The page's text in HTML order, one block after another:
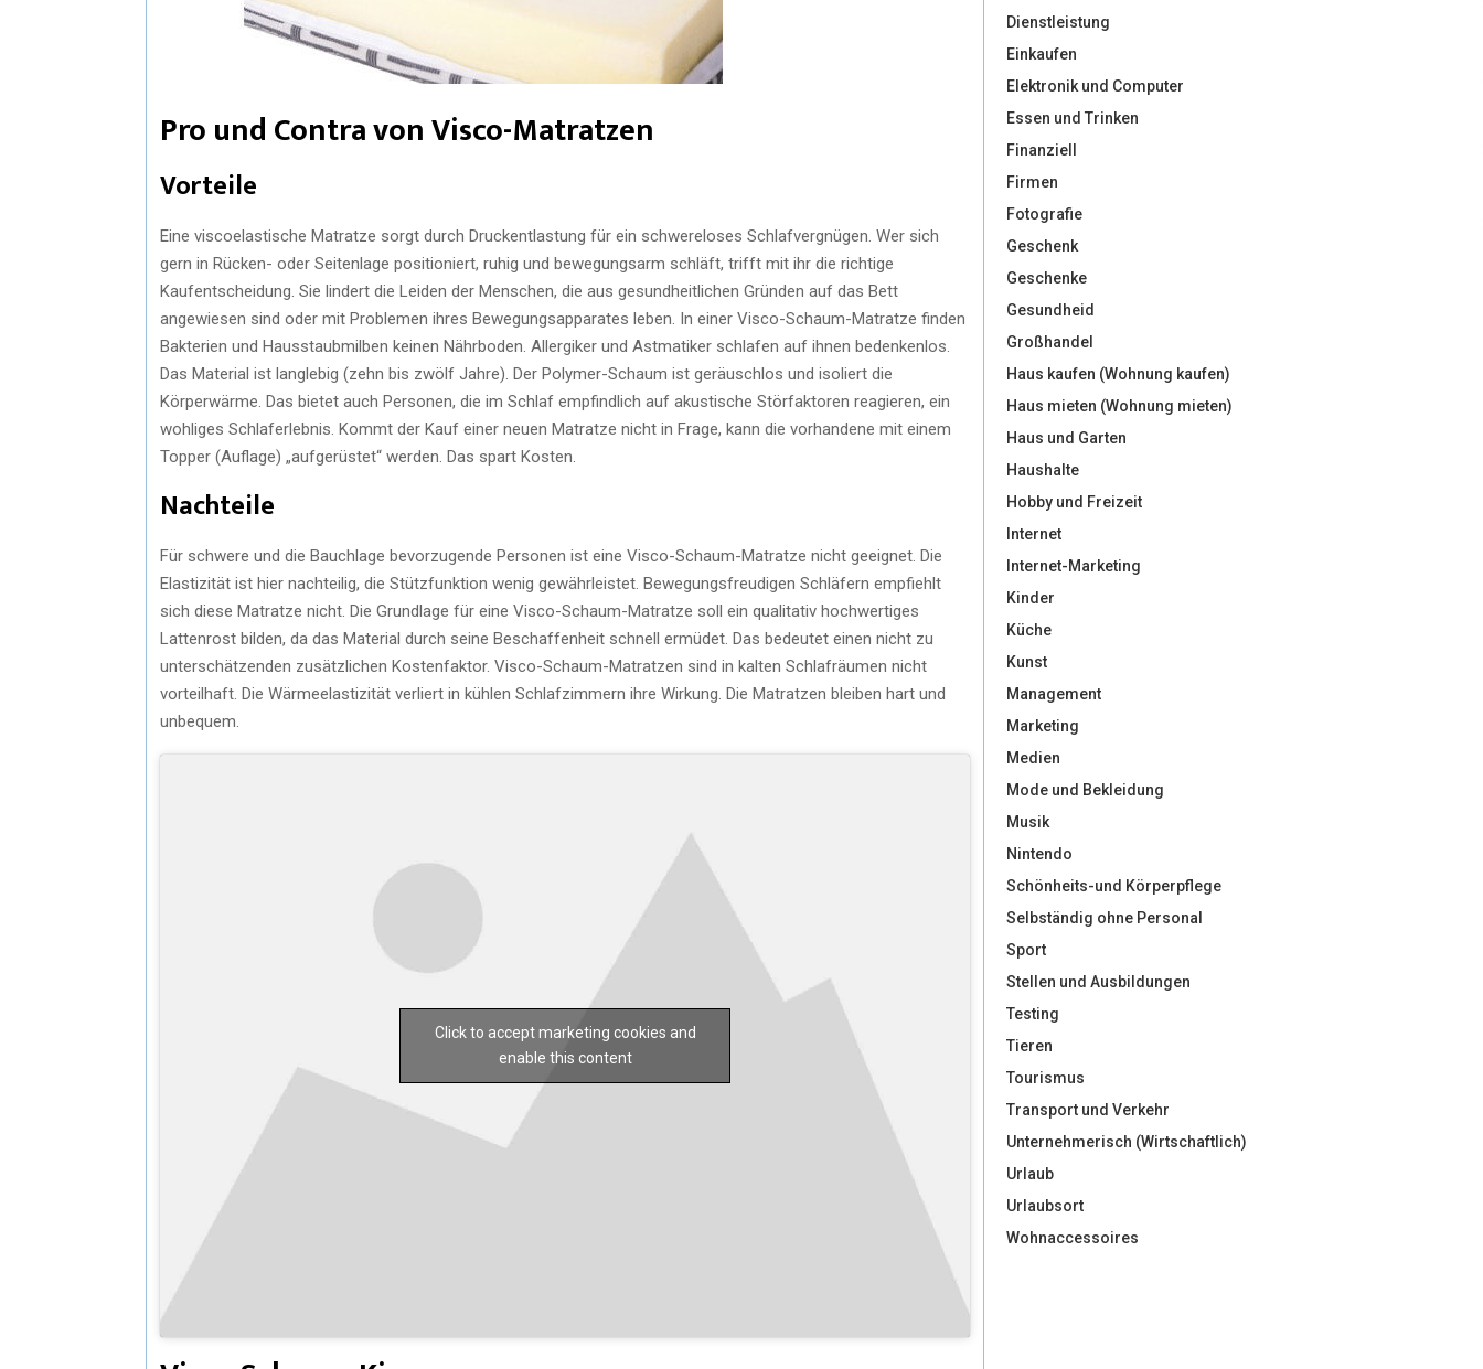
Pro und Contra von Visco-Matratzen
Vorteile
Eine viscoelastische Matratze sorgt durch Druckentlastung für ein schwereloses Schlafvergnügen. Wer sich
gern in Rücken- oder Seitenlage positioniert, ruhig und bewegungsarm schläft, trifft mit ihr die richtige
Kaufentscheidung. Sie lindert die Leiden der Menschen, die aus gesundheitlichen Gründen auf das Bett
angewiesen sind oder mit Problemen ihres Bewegungsapparates leben. In einer Visco-Schaum-Matratze finden
Bakterien und Hausstaubmilben keinen Nährboden. Allergiker und Astmatiker schlafen auf ihnen bedenkenlos.
Das Material ist langlebig (zehn bis zwölf Jahre). Der Polymer-Schaum ist geräuschlos und isoliert die
Körperwärme. Das bietet auch Personen, die im Schlaf empfindlich auf akustische Störfaktoren reagieren, ein
wohliges Schlaferlebnis. Kommt der Kauf einer neuen Matratze nicht in Frage, kann die vorhandene mit einem
Topper (Auflage) „aufgerüstet“ werden. Das spart Kosten.
Nachteile
Für schwere und die Bauchlage bevorzugende Personen ist eine Visco-Schaum-Matratze nicht geeignet. Die
Elastizität ist hier nachteilig, die Stützfunktion wenig gewährleistet. Bewegungsfreudigen Schläfern empfiehlt
sich diese Matratze nicht. Die Grundlage für eine Visco-Schaum-Matratze soll ein qualitativ hochwertiges
Lattenrost bilden, da das Material durch seine Beschaffenheit schnell ermüdet. Das bedeutet einen nicht zu
unterschätzenden zusätzlichen Kostenfaktor. Visco-Schaum-Matratzen sind in kalten Schlafräumen nicht
vorteilhaft. Die Wärmeelastizität verliert in kühlen Schlafzimmern ihre Wirkung. Die Matratzen bleiben hart und
unbequem.
Click to accept marketing cookies and
enable this content
Dienstleistung
Einkaufen
Elektronik und Computer
Essen und Trinken
Finanziell
Firmen
Fotografie
Geschenk
Geschenke
Gesundheid
Großhandel
Haus kaufen (Wohnung kaufen)
Haus mieten (Wohnung mieten)
Haus und Garten
Haushalte
Hobby und Freizeit
Internet
Internet-Marketing
Kinder
Küche
Kunst
Management
Marketing
Medien
Mode und Bekleidung
Musik
Nintendo
Schönheits-und Körperpflege
Selbständig ohne Personal
Sport
Stellen und Ausbildungen
Testing
Tieren
Tourismus
Transport und Verkehr
Unternehmerisch (Wirtschaftlich)
Urlaub
Urlaubsort
Wohnaccessoires